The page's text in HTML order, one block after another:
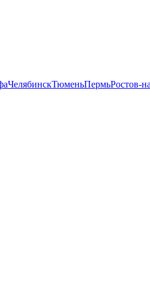
ЧелябинскТюменьПермьРостов-